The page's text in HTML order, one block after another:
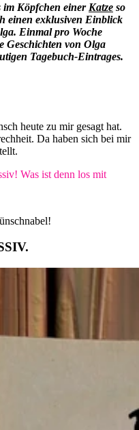
im Köpfchen einer Katze so
einen exklusiven Einblick
Einmal pro Woche
Geschichten von Olga
Tagebuch-Eintrages.
heute zu mir gesagt hat.
Da haben sich bei mir
Was ist denn los mit